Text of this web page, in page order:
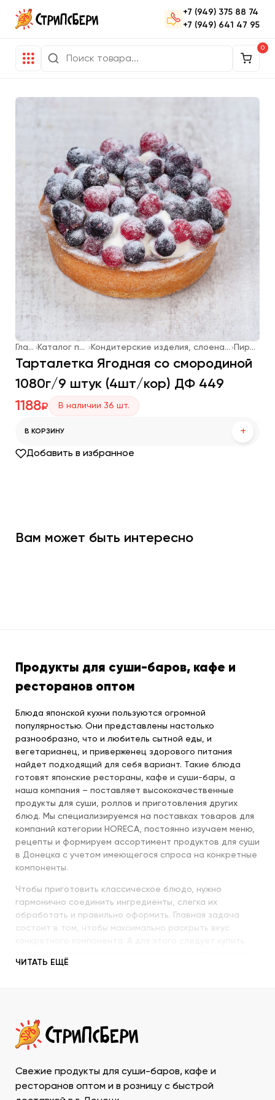
+7 (949) 375 88 74
+7 (949) 641 47 95
0
Главная Каталог продукции Кондитерские изделия, слоеная выпечка, мороженое Пирожные
Тарталетка Ягодная со смородиной
1080г/9 штук (4шт/кор) ДФ 449
1188₽ В наличии 36 шт.
В КОРЗИНУ +
Добавить в избранное
Вам может быть интересно
Продукты для суши-баров, кафе и
ресторанов оптом
Блюда японской кухни пользуются огромной
популярностью. Они представлены настолько
разнообразно, что и любитель сытной еды, и
вегетарианец, и приверженец здорового питания
найдет подходящий для себя вариант. Такие блюда
готовят японские рестораны, кафе и суши-бары, а
наша компания – поставляет высококачественные
продукты для суши, роллов и приготовления других
блюд. Мы специализируемся на поставках товаров для
компаний категории HORECA, постоянно изучаем меню,
рецепты и формируем ассортимент продуктов для суши
в Донецка с учетом имеющегося спроса на конкретные
компоненты.
Чтобы приготовить классическое блюдо, нужно
гармонично соединить ингредиенты, слегка их
обработать и правильно оформить. Главная задача
состоит в том, чтобы максимально раскрыть вкус
их со знанием всех секретов.
происхождение и свежесть каждого продукта, условия
транспортировки и хранения, дальнейшего
ДНР у нас – значит, получить качественную продукцию
в течение минимально возможного времени и
ассортименте, который необходим для приготовления и
ЧИТАТЬ ЕЩЁ
Свежие продукты для суши-баров, кафе и
ресторанов оптом и в розницу с быстрой